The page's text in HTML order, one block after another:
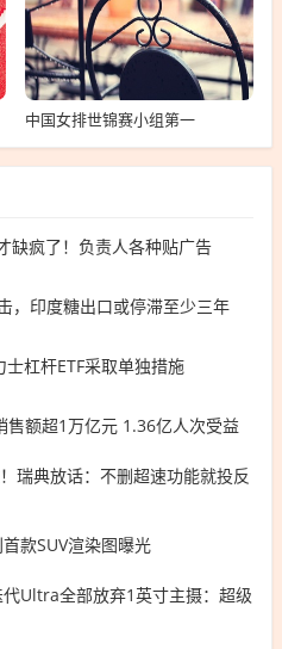
中国女排世锦赛小组第一
缺疯了！负责人各种贴广告
，印度糖出口或停滞至少三年
杠杆ETF采取单独措施
售额超1万亿元 1.36亿人次受益
瑞典放话：不删超速功能就投反
款SUV渲染图曝光
Ultra全部放弃1英寸主摄：超级